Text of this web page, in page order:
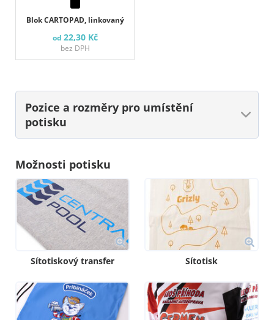
Blok CARTOPAD, linkovaný
od 22,30 Kč
bez DPH
Pozice a rozměry pro umístění
potisku
Možnosti potisku
Sítotiskový transfer Sítotisk